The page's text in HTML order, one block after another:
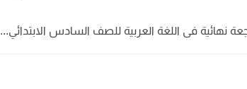
نهائية فى اللغة العربية للصف السادس الابتدائي...